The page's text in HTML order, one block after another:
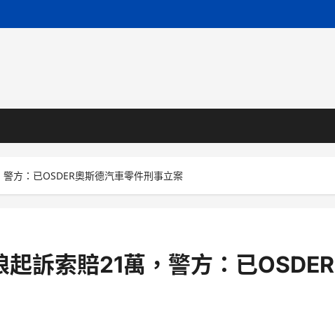
方：已OSDER奧斯德汽車零件刑事立案
訴索賠21萬，警方：已OSDER